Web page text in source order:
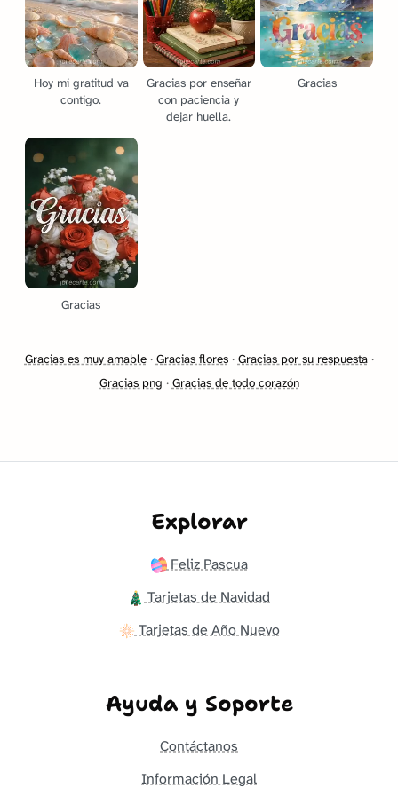
Hoy mi gratitud va
contigo.
Gracias por enseñar
con paciencia y
dejar huella.
Gracias
Gracias
Gracias es muy amable· Gracias flores· Gracias por su respuesta·
Gracias png · Gracias de todo corazón
Explorar
Feliz Pascua
Tarjetas de Navidad
Tarjetas de Año Nuevo
Ayuda y Soporte
Contáctanos
Información Legal